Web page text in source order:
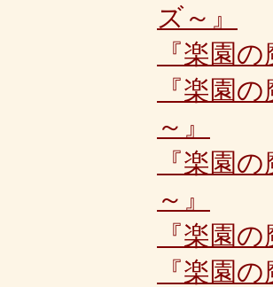
ズ～』
『楽園
『楽園
～』
『楽園
～』
『楽園
『楽園